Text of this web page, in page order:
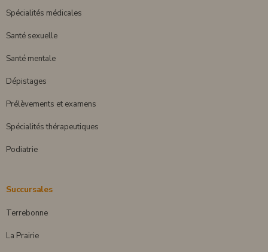
Spécialités médicales
Santé sexuelle
Santé mentale
Dépistages
Prélèvements et examens
Spécialités thérapeutiques
Podiatrie
Succursales
Terrebonne
La Prairie